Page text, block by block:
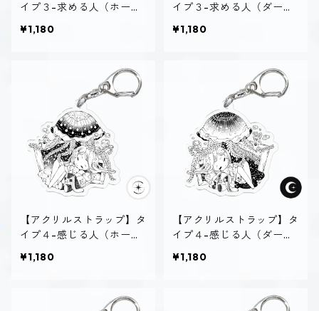
イプ３-求める人（ホーリ
¥1,180
イプ３-求める人（ダー
¥1,180
【アクリルストラップ】タ
イプ４-感じる人（ホーリ
¥1,180
【アクリルストラップ】タ
イプ４-感じる人（ダー
¥1,180